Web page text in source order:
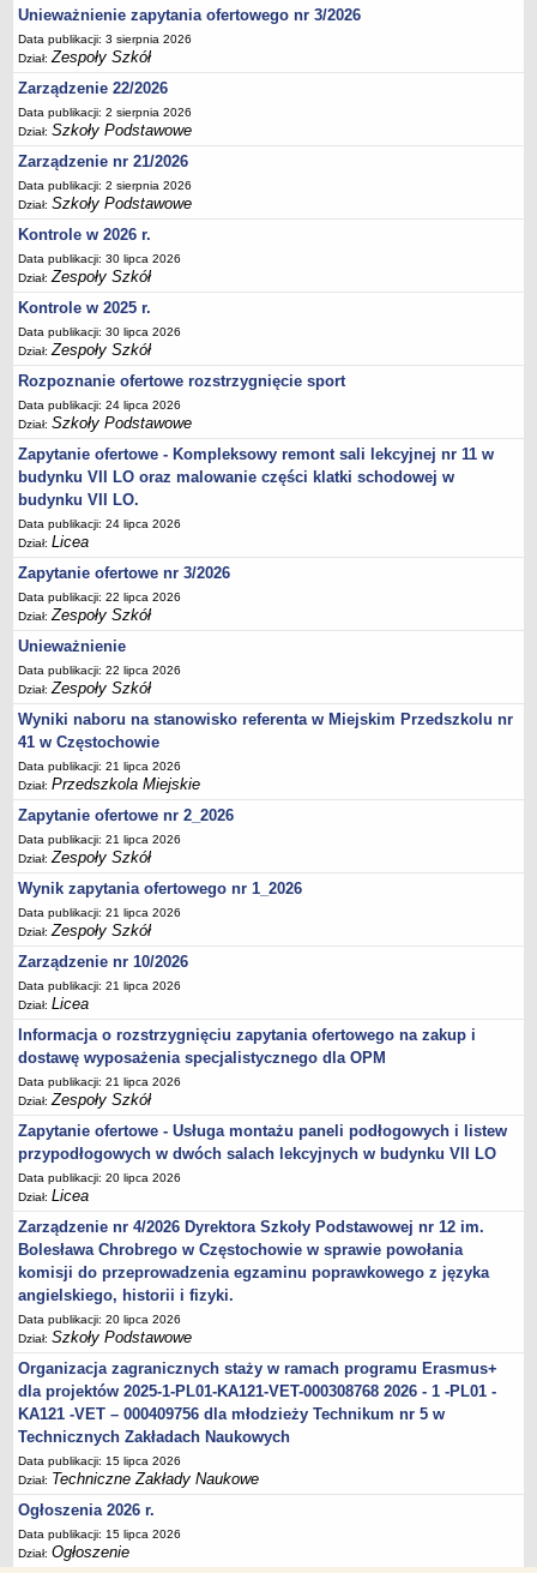
PORADNIE PSYCHOLOGICZNO-PEDAGOGICZNE
Zespół Poradni
BIURO FINANSÓW OŚWIATY
Dane podstawowe
Statut
Majątek
Godziny dyżurów
Ogłoszenia
Zarządzenia
Rejestry, ewidencje, archiwa
Kontrole
PONOWNE WYKORZYSTYWANIE
Sprawozdania
Deklaracja dostępności
DEKLARACJA DOSTĘPNOŚCI
OŚWIADCZENIA MAJĄTKOWE
PONOWNE WYKORZYSTYWANIE
UDOSTĘPNIANIE INFORMACJI PUBLICZNEJ
OCHRONA DANYCH OSOBOWYCH
Unieważnienie zapytania ofertowego nr 3/2026
Data publikacji: 3 sierpnia 2026
Dział:Zespoły Szkół
Zarządzenie 22/2026
Data publikacji: 2 sierpnia 2026
Dział:Szkoły Podstawowe
Zarządzenie nr 21/2026
Data publikacji: 2 sierpnia 2026
Dział:Szkoły Podstawowe
Kontrole w 2026 r.
Data publikacji: 30 lipca 2026
Dział:Zespoły Szkół
Kontrole w 2025 r.
Data publikacji: 30 lipca 2026
Dział:Zespoły Szkół
Rozpoznanie ofertowe rozstrzygnięcie sport
Data publikacji: 24 lipca 2026
Dział:Szkoły Podstawowe
Zapytanie ofertowe - Kompleksowy remont sali lekcyjnej nr 11 w
budynku VII LO oraz malowanie części klatki schodowej w
budynku VII LO.
Data publikacji: 24 lipca 2026
Dział:Licea
Zapytanie ofertowe nr 3/2026
Data publikacji: 22 lipca 2026
Dział:Zespoły Szkół
Unieważnienie
Data publikacji: 22 lipca 2026
Dział:Zespoły Szkół
Wyniki naboru na stanowisko referenta w Miejskim Przedszkolu nr
41 w Częstochowie
Data publikacji: 21 lipca 2026
Dział:Przedszkola Miejskie
Zapytanie ofertowe nr 2_2026
Data publikacji: 21 lipca 2026
Dział:Zespoły Szkół
Wynik zapytania ofertowego nr 1_2026
Data publikacji: 21 lipca 2026
Dział:Zespoły Szkół
Zarządzenie nr 10/2026
Data publikacji: 21 lipca 2026
Dział:Licea
Informacja o rozstrzygnięciu zapytania ofertowego na zakup i
dostawę wyposażenia specjalistycznego dla OPM
Data publikacji: 21 lipca 2026
Dział:Zespoły Szkół
Zapytanie ofertowe - Usługa montażu paneli podłogowych i listew
przypodłogowych w dwóch salach lekcyjnych w budynku VII LO
Data publikacji: 20 lipca 2026
Dział:Licea
Zarządzenie nr 4/2026 Dyrektora Szkoły Podstawowej nr 12 im.
Bolesława Chrobrego w Częstochowie w sprawie powołania
komisji do przeprowadzenia egzaminu poprawkowego z języka
angielskiego, historii i fizyki.
Data publikacji: 20 lipca 2026
Dział:Szkoły Podstawowe
Organizacja zagranicznych staży w ramach programu Erasmus+
dla projektów 2025-1-PL01-KA121-VET-000308768 2026 - 1 -PL01 -
KA121 -VET – 000409756 dla młodzieży Technikum nr 5 w
Technicznych Zakładach Naukowych
Data publikacji: 15 lipca 2026
Dział: Techniczne Zakłady Naukowe
Ogłoszenia 2026 r.
Data publikacji: 15 lipca 2026
Dział:Ogłoszenie